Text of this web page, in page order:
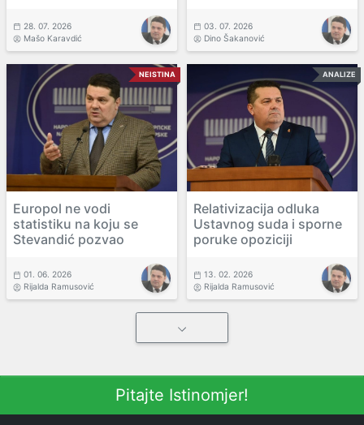
28. 07. 2026
Mašo Karavdić
03. 07. 2026
Dino Šakanović
NEISTINA
Europol ne vodi
statistiku na koju se
Stevandić pozvao
01. 06. 2026
Rijalda Ramusović
ANALIZE
Relativizacija odluka
Ustavnog suda i sporne
poruke opoziciji
13. 02. 2026
Rijalda Ramusović
Pitajte Istinomjer!